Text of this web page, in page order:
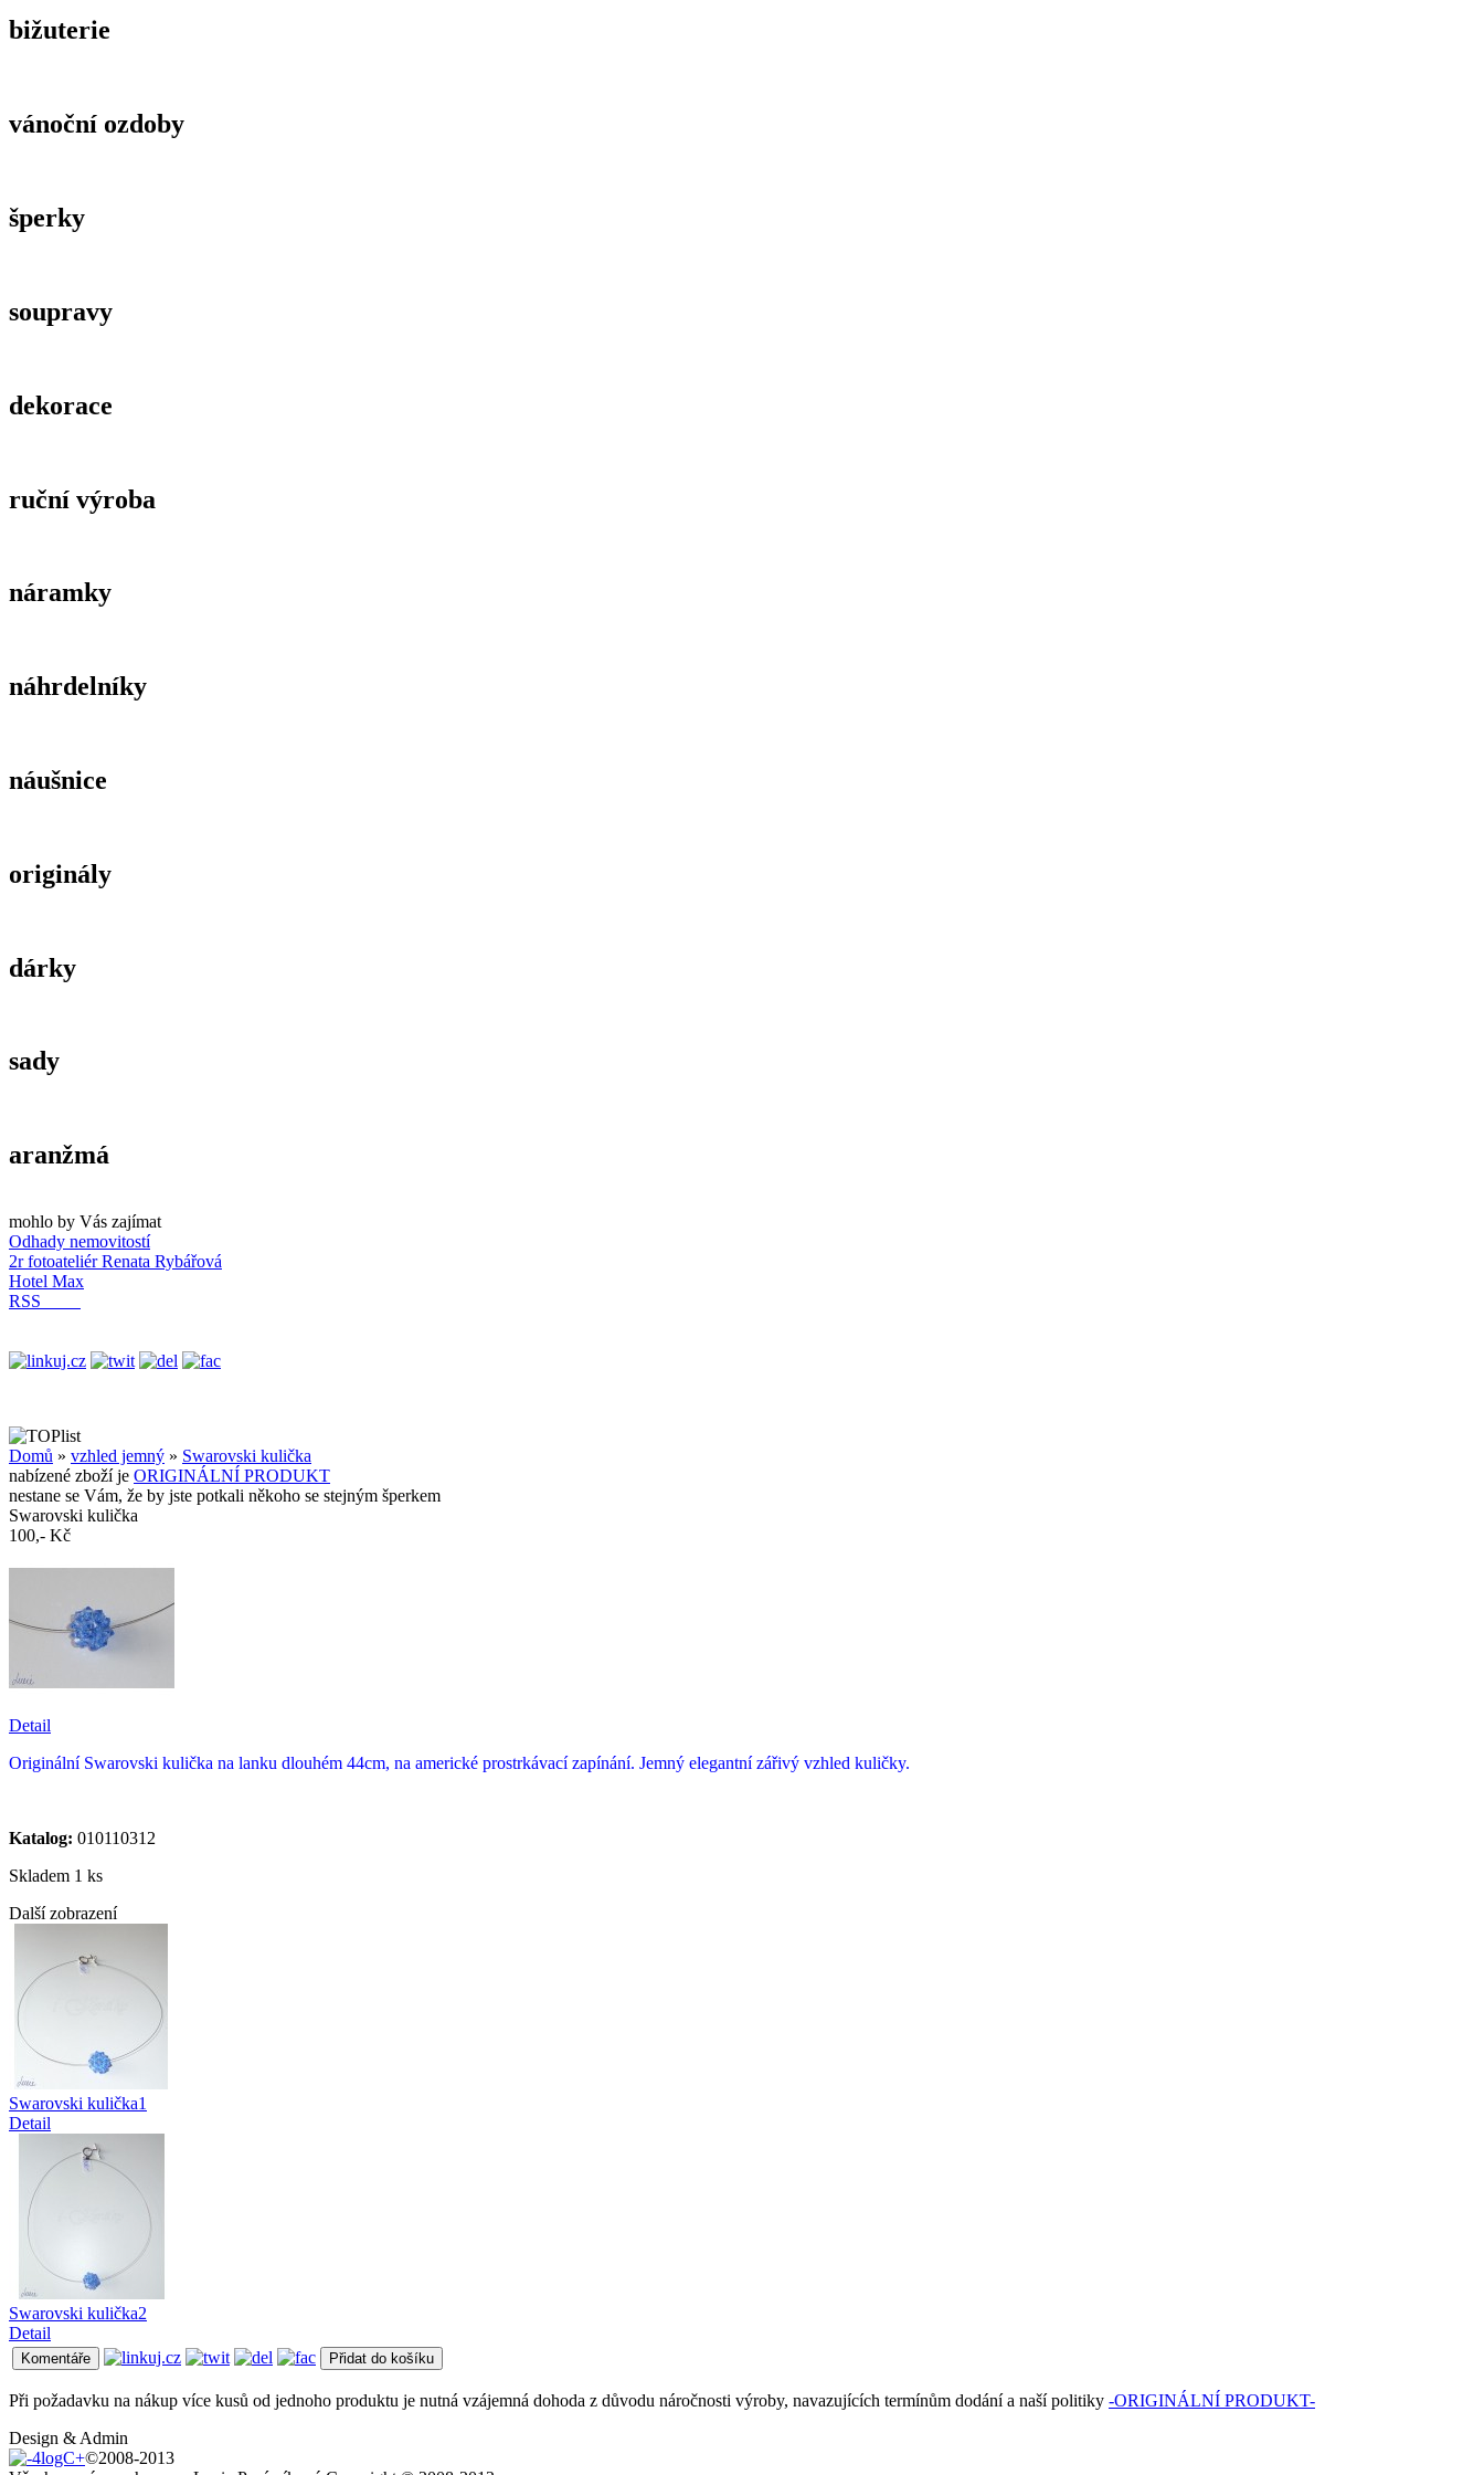
bižuterie
vánoční ozdoby
šperky
soupravy
dekorace
ruční výroba
náramky
náhrdelníky
náušnice
originály
dárky
sady
aranžmá
mohlo by Vás zajímat
Odhady nemovitostí
2r fotoateliér Renata Rybářová
Hotel Max
RSS
Domů » vzhled jemný » Swarovski kulička
nabízené zboží je ORIGINÁLNÍ PRODUKT
nestane se Vám, že by jste potkali někoho se stejným šperkem
Swarovski kulička
100,- Kč
Detail
Originální Swarovski kulička na lanku dlouhém 44cm, na americké prostrkávací zapínání. Jemný elegantní zářivý vzhled kuličky.
Katalog: 010110312
Skladem 1 ks
Další zobrazení
Swarovski kulička1
Detail
Swarovski kulička2
Detail
Při požadavku na nákup více kusů od jednoho produktu je nutná vzájemná dohoda z důvodu náročnosti výroby, navazujících termínům dodání a naší politiky -ORIGINÁLNÍ PRODUKT-
Design & Admin
©2008-2013